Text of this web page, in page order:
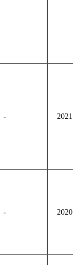
- 2021
- 2020